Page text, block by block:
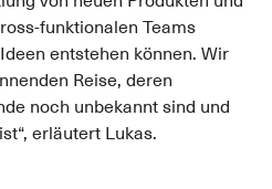
funktionalen Teams
entstehen können. Wir
Reise, deren
noch unbekannt sind und
erläutert Lukas.